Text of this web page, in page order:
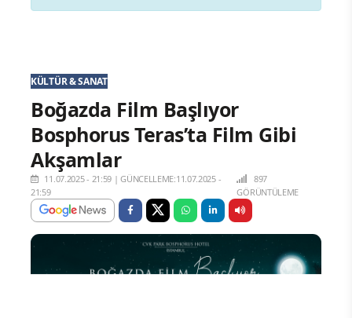
KÜLTÜR & SANAT
Boğazda Film Başlıyor
Bosphorus Teras’ta Film Gibi
Akşamlar
11.07.2025 - 21:59 |GÜNCELLEME:11.07.2025 -
21:59
897
GÖRÜNTÜLEME